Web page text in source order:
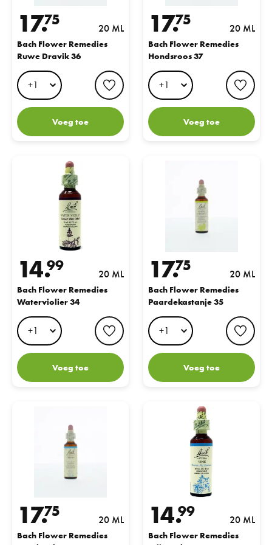
17.
75 20 ML
Bach Flower Remedies
Ruwe Dravik 36
favorite button
Voeg toe
17.
75 20 ML
Bach Flower Remedies
Hondsroos 37
Voeg toe
Bach Flower Remedies Waterviolier 34
14.99 20 ML
Bach Flower Remedies
Waterviolier 34
favorite button
Voeg toe
17.
75 20 ML
Bach Flower Remedies
Paardekastanje 35
Voeg toe
17.
75 20 ML
Bach Flower Remedies
Bach Flower Remedies
14.99 20 ML
Bach Flower Remedies